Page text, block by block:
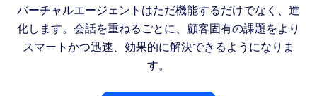
バーチャルエージェントはただ機能するだけでなく、進
化します。会話を重ねるごとに、顧客固有の課題をより
スマートかつ迅速、効果的に解決できるようになりま
す。